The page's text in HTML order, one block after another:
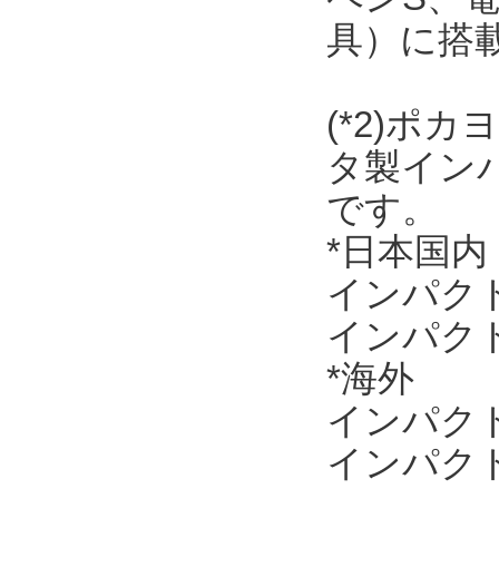
具）に搭
(*2)ポカ
タ製イン
です。
*日本国内
インパク
インパク
*海外
インパク
インパク